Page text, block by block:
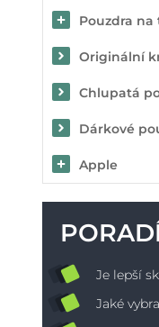
Pouzdra
Originální
Chlupatá
Dárkové
Apple
Je lepší
Jaké